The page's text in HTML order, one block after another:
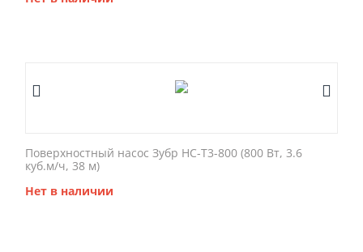
Поверхностный насос Зубр НС-Т3-800 (800 Вт, 3.6
куб.м/ч, 38 м)
Нет в наличии